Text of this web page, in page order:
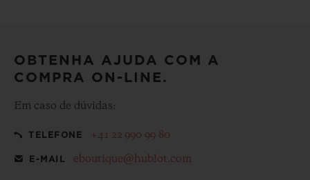
OBTENHA AJUDA COM A
COMPRA ON-LINE.
Em caso de dúvidas:
TELEFONE +41 22 990 99 80
E-MAIL eboutique@hublot.com